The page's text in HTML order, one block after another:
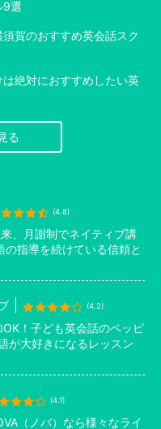
9選
賀のおすすめ英会話スク
は絶対におすすめしたい英
る
(4.8)
、月謝制でネイティブ講
の指導を続けている信頼と
(4.2)
！子ども英会話のペッピ
が大好きになるレッスン
(4.1)
（ノバ）なら様々なライ